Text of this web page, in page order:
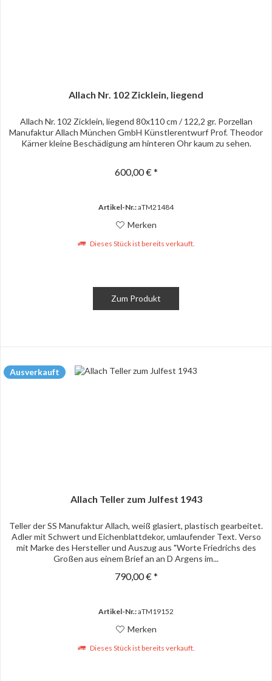
Allach Nr. 102 Zicklein, liegend
Allach Nr. 102 Zicklein, liegend 80x110 cm / 122,2 gr. Porzellan
Manufaktur Allach München GmbH Künstlerentwurf Prof. Theodor
Kärner kleine Beschädigung am hinteren Ohr kaum zu sehen.
600,00 € *
Artikel-Nr.:aTM21484
Merken
Dieses Stück ist bereits verkauft.
Zum Produkt
Ausverkauft
Allach Teller zum Julfest 1943
Teller der SS Manufaktur Allach, weiß glasiert, plastisch gearbeitet.
Adler mit Schwert und Eichenblattdekor, umlaufender Text. Verso
mit Marke des Hersteller und Auszug aus "Worte Friedrichs des
Großen aus einem Brief an an D Argens im...
790,00 € *
Artikel-Nr.:aTM19152
Merken
Dieses Stück ist bereits verkauft.